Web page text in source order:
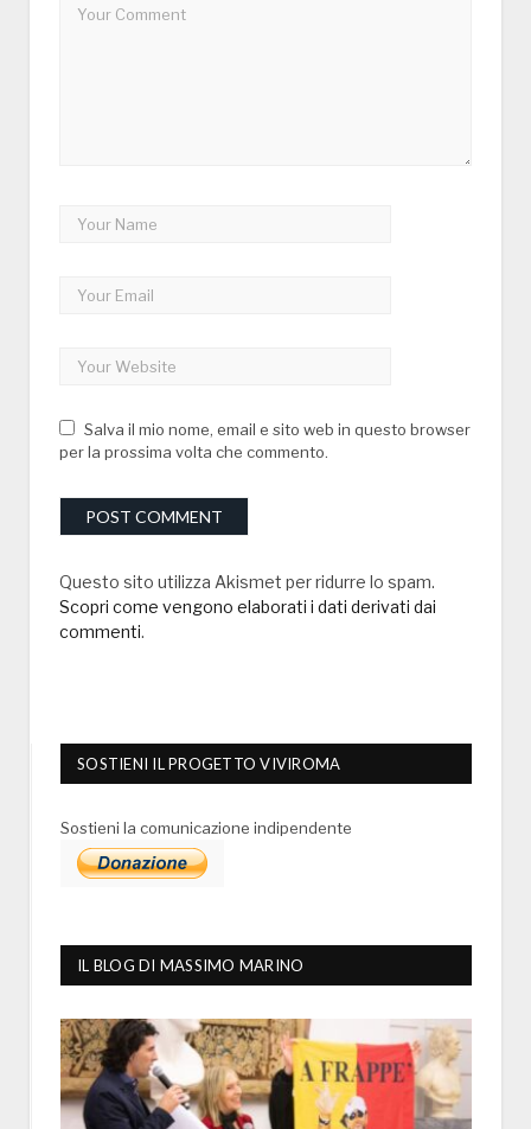
Salva il mio nome, email e sito web in questo browser
per la prossima volta che commento.
Questo sito utilizza Akismet per ridurre lo spam.
Scopri come vengono elaborati i dati derivati dai
commenti.
SOSTIENI IL PROGETTO VIVIROMA
Sostieni la comunicazione indipendente
IL BLOG DI MASSIMO MARINO